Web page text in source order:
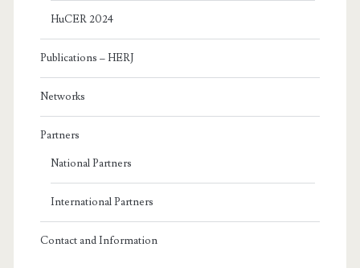
HuCER 2024
Publications – HERJ
Networks
Partners
National Partners
International Partners
Contact and Information